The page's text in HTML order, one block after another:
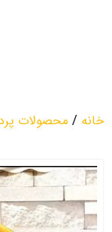
خانه / محصولات